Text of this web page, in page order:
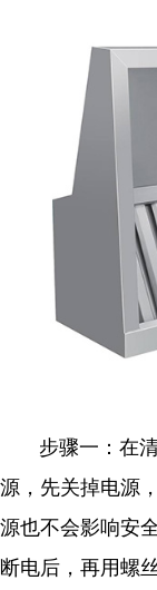
步骤一：在
源，先关掉电源
源也不会影响安
断电后，再用螺